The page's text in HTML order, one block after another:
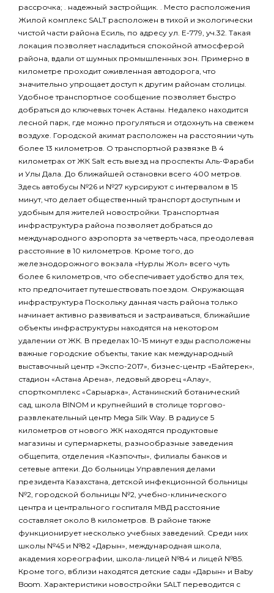
рассрочка; . надежный застройщик. . Место расположения
Жилой комплекс SALT расположен в тихой и экологически
чистой части района Есиль, по адресу ул. Е-779, уч.32. Такая
локация позволяет насладиться спокойной атмосферой
района, вдали от шумных промышленных зон. Примерно в
километре проходит оживленная автодорога, что
значительно упрощает доступ к другим районам столицы.
Удобное транспортное сообщение позволяет быстро
добраться до ключевых точек Астаны. Недалеко находится
лесной парк, где можно прогуляться и отдохнуть на свежем
воздухе. Городской акимат расположен на расстоянии чуть
более 13 километров. О транспортной развязке В 4
километрах от ЖК Salt есть выезд на проспекты Аль-Фараби
и Улы Дала. До ближайшей остановки всего 400 метров.
Здесь автобусы №26 и №27 курсируют с интервалом в 15
минут, что делает общественный транспорт доступным и
удобным для жителей новостройки. Транспортная
инфраструктура района позволяет добраться до
международного аэропорта за четверть часа, преодолевая
расстояние в 10 километров. Кроме того, до
железнодорожного вокзала «Нурлы Жол» всего чуть
более 6 километров, что обеспечивает удобство для тех,
кто предпочитает путешествовать поездом. Окружающая
инфраструктура Поскольку данная часть района только
начинает активно развиваться и застраиваться, ближайшие
объекты инфраструктуры находятся на некотором
удалении от ЖК. В пределах 10-15 минут езды расположены
важные городские объекты, такие как международный
выставочный центр «Экспо-2017», бизнес-центр «Байтерек»,
стадион «Астана Арена», ледовый дворец «Алау»,
спорткомплекс «Сарыарка», Астанинский ботанический
сад, школа BINOM и крупнейший в столице торгово-
развлекательный центр Mega Silk Way. В радиусе 5
километров от нового ЖК находятся продуктовые
магазины и супермаркеты, разнообразные заведения
общепита, отделения «Казпочты», филиалы банков и
сетевые аптеки. До больницы Управления делами
президента Казахстана, детской инфекционной больницы
№2, городской больницы №2, учебно-клинического
центра и центрального госпиталя МВД расстояние
составляет около 8 километров. В районе также
функционирует несколько учебных заведений. Среди них
школы №45 и №82 «Дарын», международная школа,
академия хореографии, школа-лицей №84 и лицей №85.
Кроме того, вблизи находятся детские сады «Дарын» и Baby
Boom. Характеристики новостройки SALT переводится с